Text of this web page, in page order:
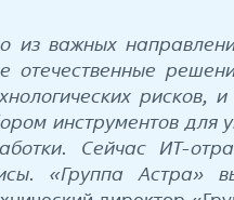
из важных
отечественные
инструментов для
Сейчас ИТ-
«Группа Астра»